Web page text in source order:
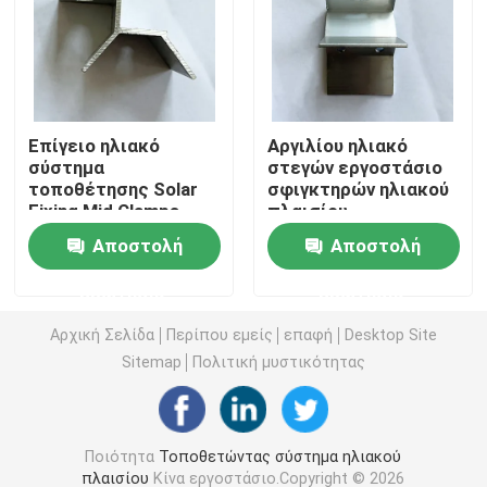
Σφιγκτήρες στερέωσης ηλιακών πάνελ
Ράγες τοποθέτησης ηλιακών πάνελ
Μέσος σφιγκτήρας ηλιακού πλαισίου
Σφιγκτήρας τελών ηλιακού πλαισίου
Εξάρτηση συναρμογών ραγών
Η κλίση ηλιακού πλαισίου τοποθετεί
Ηλιακός γάντζος οροφής
Επίγειο ηλιακό
σύστημα
τοποθέτησης Solar
Fixing Mid Clamps
Side Clamp
Αποστολή
Αργιλίου ηλιακό
στεγών εργοστάσιο
σφιγκτηρών ηλιακού
πλαισίου
εγκατάστασης
στεγών
προσαρτημάτων
Αποστολή
Αρχική Σελίδα Περίπου εμείς επαφή
Desktop Site
Sitemap
Πολιτική μυστικότητας
Ποιότητα Τοποθετώντας σύστημα ηλιακού
πλαισίου Κίνα εργοστάσιο.Copyright © 2026